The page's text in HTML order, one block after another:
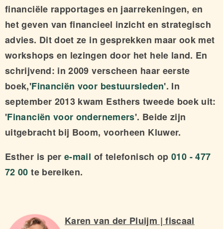
financiële rapportages en jaarrekeningen, en
het geven van financieel inzicht en strategisch
advies. Dit doet ze in gesprekken maar ook met
workshops en lezingen door het hele land. En
schrijvend: in 2009 verscheen haar eerste
boek,'Financiën voor bestuursleden'. In
september 2013 kwam Esthers tweede boek uit:
'Financiën voor ondernemers'. Beide zijn
uitgebracht bij Boom, voorheen Kluwer.
Esther is pere-mail of telefonisch op010 - 477
72 00 te bereiken.
Karen van der Pluijm | fiscaal